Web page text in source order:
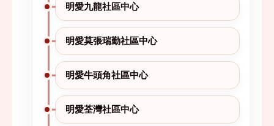
明愛九龍社區中心
明愛莫張瑞勤社區中心
明愛牛頭角社區中心
明愛荃灣社區中心